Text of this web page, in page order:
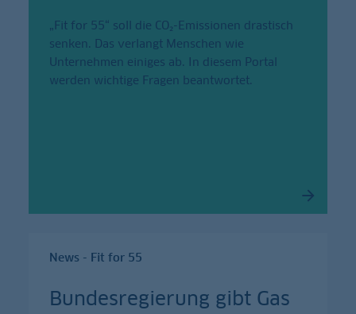
„Fit for 55“ soll die CO₂-Emissionen drastisch
senken. Das verlangt Menschen wie
Unternehmen einiges ab. In diesem Portal
werden wichtige Fragen beantwortet.
News - Fit for 55
Bundesregierung gibt Gas